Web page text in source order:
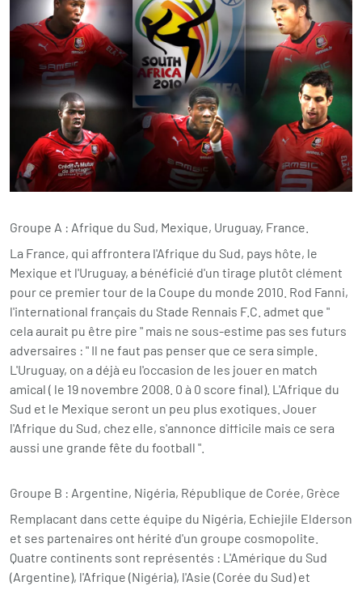
Groupe A : Afrique du Sud, Mexique, Uruguay, France.
La France, qui affrontera l'Afrique du Sud, pays hôte, le
Mexique et l'Uruguay, a bénéficié d'un tirage plutôt clément
pour ce premier tour de la Coupe du monde 2010. Rod Fanni,
l'international français du Stade Rennais F.C. admet que "
cela aurait pu être pire " mais ne sous-estime pas ses futurs
adversaires : " Il ne faut pas penser que ce sera simple.
L'Uruguay, on a déjà eu l'occasion de les jouer en match
amical ( le 19 novembre 2008. 0 à 0 score final). L'Afrique du
Sud et le Mexique seront un peu plus exotiques. Jouer
l'Afrique du Sud, chez elle, s'annonce difficile mais ce sera
aussi une grande fête du football ".
Groupe B : Argentine, Nigéria, République de Corée, Grèce
Remplacant dans cette équipe du Nigéria, Echiejile Elderson
et ses partenaires ont hérité d'un groupe cosmopolite.
Quatre continents sont représentés : L'Amérique du Sud
(Argentine), l'Afrique (Nigéria), l'Asie (Corée du Sud) et